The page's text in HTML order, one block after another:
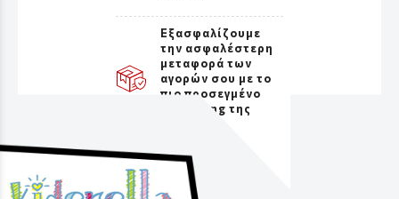
Εξασφαλίζουμε
την ασφαλέστερη
μεταφορά των
αγορών σου με το
πιο προσεγμένο
packaging της